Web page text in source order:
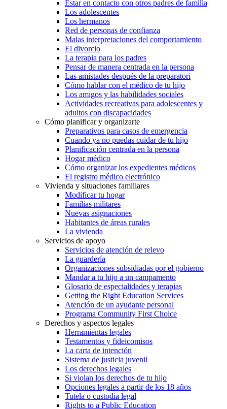
Estar en contacto con otros padres de familia
Los adolescentes
Los hermanos
Red de personas de confianza
Malas interpretaciones del comportamiento
El divorcio
La terapia para los padres
Pensar de manera centrada en la persona
Las amistades después de la preparatori
Cómo hablar con el médico de tu hijo
Los amigos y las habilidades sociales
Actividades recreativas para adolescentes y
adultos con discapacidades
Cómo planificar y organizarte
Preparativos para casos de emergencia
Cuando ya no puedas cuidar de tu hijo
Planificación centrada en la persona
Hogar médico
Cómo organizar los expedientes médicos
El registro médico electrónico
Vivienda y situaciones familiares
Modificar tu hogar
Familias militares
Nuevas asignaciones
Habitantes de áreas rurales
La vivienda
Servicios de apoyo
Servicios de atención de relevo
La guardería
Organizaciones subsidiadas por el gobierno
Mandar a tu hijo a un campamento
Glosario de especialidades y terapias
Getting the Right Education Services
Atención de un ayudante personal
Programa Community First Choice
Derechos y aspectos legales
Herramientas legales
Testamentos y fideicomisos
La carta de intención
Sistema de justicia juvenil
Los derechos legales
Si violan los derechos de tu hijo
Opciones legales a partir de los 18 años
Tutela o custodia legal
Rights to a Public Education